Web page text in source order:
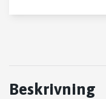
Beskrivning